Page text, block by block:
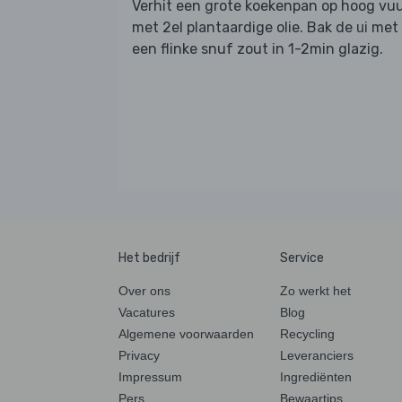
Verhit een grote koekenpan op hoog
met 2el plantaardige olie. Bak de ui met
een flinke snuf zout in 1-2min glazig.
Het bedrijf
Over ons
Vacatures
Algemene voorwaarden
Privacy
Impressum
Pers
Service
Zo werkt het
Blog
Recycling
Leveranciers
Ingrediënten
Bewaartips